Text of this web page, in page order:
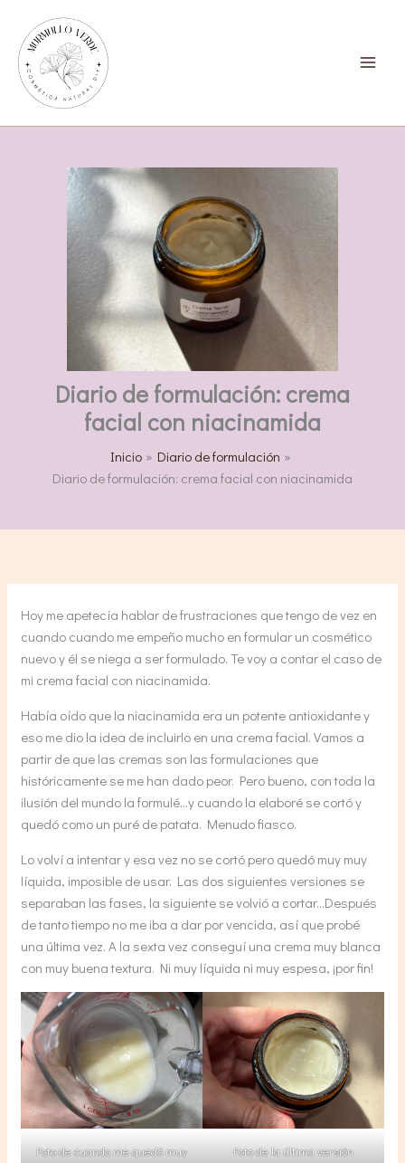
contenido
Diario de formulación: crema
facial con niacinamida
Inicio
Diario de formulación
Diario de formulación: crema facial con niacinamida
Hoy me apetecía hablar de frustraciones que tengo de vez en
cuando cuando me empeño mucho en formular un cosmético
nuevo y él se niega a ser formulado. Te voy a contar el caso de
mi crema facial con niacinamida.
Había oído que la niacinamida era un potente antioxidante y
eso me dio la idea de incluirlo en una crema facial. Vamos a
partir de que las cremas son las formulaciones que
históricamente se me han dado peor. Pero bueno, con toda la
ilusión del mundo la formulé…y cuando la elaboré se cortó y
quedó como un puré de patata. Menudo fiasco.
Lo volví a intentar y esa vez no se cortó pero quedó muy muy
líquida, imposible de usar. Las dos siguientes versiones se
separaban las fases, la siguiente se volvió a cortar…Después
de tanto tiempo no me iba a dar por vencida, así que probé
una última vez. A la sexta vez conseguí una crema muy blanca
con muy buena textura. Ni muy líquida ni muy espesa, ¡por fin!
Foto de cuando me quedó muy
Foto de la última versión